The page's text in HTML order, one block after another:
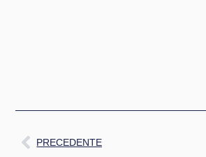
PRECEDENTE